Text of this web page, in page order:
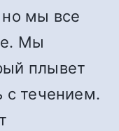
но мы все
Мы
плывет
с течением.